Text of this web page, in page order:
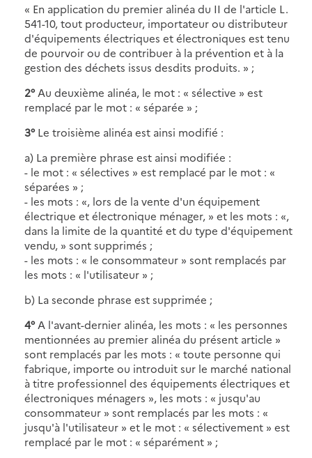
« En application du premier alinéa du II de l'article L.
541-10, tout producteur, importateur ou distributeur
d'équipements électriques et électroniques est tenu
de pourvoir ou de contribuer à la prévention et à la
gestion des déchets issus desdits produits. » ;
2°Au deuxième alinéa, le mot : « sélective » est
remplacé par le mot : « séparée » ;
3°Le troisième alinéa est ainsi modifié :
a) La première phrase est ainsi modifiée :
- le mot : « sélectives » est remplacé par le mot : «
séparées » ;
- les mots : «, lors de la vente d'un équipement
électrique et électronique ménager, » et les mots : «,
dans la limite de la quantité et du type d'équipement
vendu, » sont supprimés ;
- les mots : « le consommateur » sont remplacés par
les mots : « l'utilisateur » ;
b) La seconde phrase est supprimée ;
4°A l'avant-dernier alinéa, les mots : « les personnes
mentionnées au premier alinéa du présent article »
sont remplacés par les mots : « toute personne qui
fabrique, importe ou introduit sur le marché national
à titre professionnel des équipements électriques et
électroniques ménagers », les mots : « jusqu'au
consommateur » sont remplacés par les mots : «
jusqu'à l'utilisateur » et le mot : « sélectivement » est
remplacé par le mot : « séparément » ;